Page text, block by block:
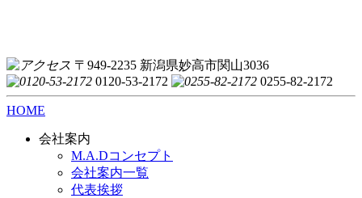
〒949-2235 新潟県妙高市関山3036
0120-53-2172
0255-82-2172
HOME
会社案内
M.A.Dコンセプト
会社案内一覧
代表挨拶